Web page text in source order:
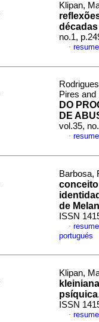
Klipan,
décadas
no.1,
·
Pires
DO
DE
vol.35,
·
Barbosa,
de
ISSN
·
portugués
Klipan,
kleiniana
psíquica
ISSN
·